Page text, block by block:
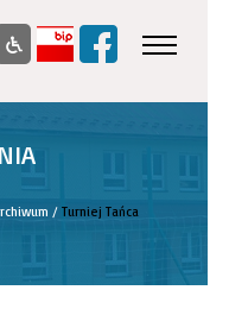
/ Turniej Tańca